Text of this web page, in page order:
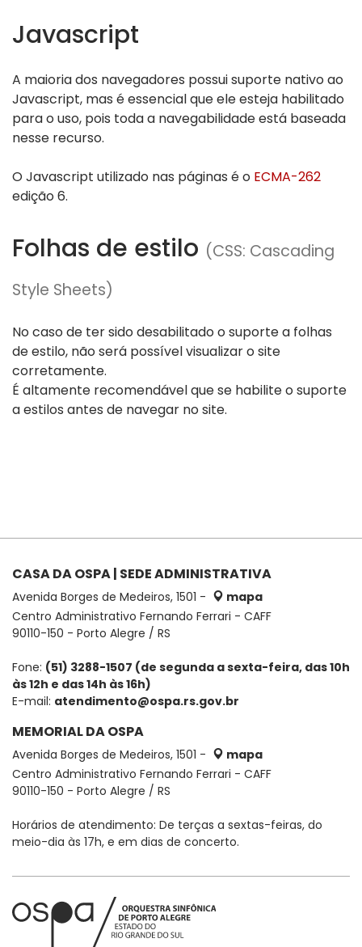
Javascript
A maioria dos navegadores possui suporte nativo ao
Javascript, mas é essencial que ele esteja habilitado
para o uso, pois toda a navegabilidade está baseada
nesse recurso.
O Javascript utilizado nas páginas é o ECMA-262
edição 6.
Folhas de estilo (CSS: Cascading
Style Sheets)
No caso de ter sido desabilitado o suporte a folhas
de estilo, não será possível visualizar o site
corretamente.
É altamente recomendável que se habilite o suporte
a estilos antes de navegar no site.
CASA DA OSPA | SEDE ADMINISTRATIVA
Avenida Borges de Medeiros, 1501 -
mapa
Centro Administrativo Fernando Ferrari - CAFF
90110-150 - Porto Alegre / RS
Fone: (51) 3288-1507 (de segunda a sexta-feira, das 10h
às 12h e das 14h às 16h)
E-mail: atendimento@ospa.rs.gov.br
MEMORIAL DA OSPA
Avenida Borges de Medeiros, 1501 -
mapa
Centro Administrativo Fernando Ferrari - CAFF
90110-150 - Porto Alegre / RS
Horários de atendimento: De terças a sextas-feiras, do
meio-dia às 17h, e em dias de concerto.